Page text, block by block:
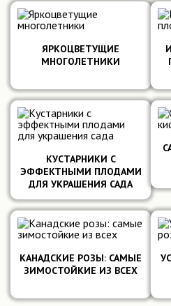
ЯРКОЦВЕТУЩИЕ
МНОГОЛЕТНИКИ
КУСТАРНИКИ С
ЭФФЕКТНЫМИ ПЛОДАМИ
ДЛЯ УКРАШЕНИЯ САДА
Подробнее
КАНАДСКИЕ РОЗЫ: САМЫЕ
ЗИМОСТОЙКИЕ ИЗ ВСЕХ